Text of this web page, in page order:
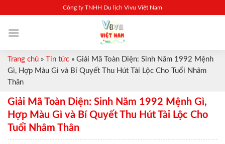
content
Công ty TNHH Du lịch Vivu Việt Nam
Trang chủ » Tin tức » Giải Mã Toàn Diện: Sinh Năm 1992 Mệnh
Gì, Hợp Màu Gì và Bí Quyết Thu Hút Tài Lộc Cho Tuổi Nhâm
Thân
Giải Mã Toàn Diện: Sinh Năm 1992 Mệnh Gì,
Hợp Màu Gì và Bí Quyết Thu Hút Tài Lộc Cho
Tuổi Nhâm Thân